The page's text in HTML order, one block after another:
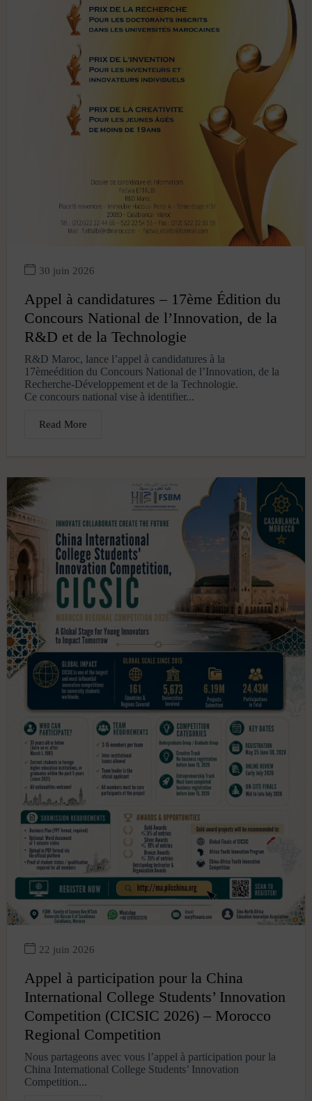
30 juin 2026
Appel à candidatures – 17ème Édition du
Concours National de l’Innovation, de la
R&D et de la Technologie
R&D Maroc, lance l’appel à candidatures à la
17èmeédition du Concours National de l’Innovation, de la
Recherche-Développement et de la Technologie.
Ce concours national vise à identifier...
Read More
22 juin 2026
Appel à participation pour la China
International College Students’ Innovation
Competition (CICSIC 2026) – Morocco
Regional Competition
Nous partageons avec vous l’appel à participation pour la
China International College Students’ Innovation
Competition...